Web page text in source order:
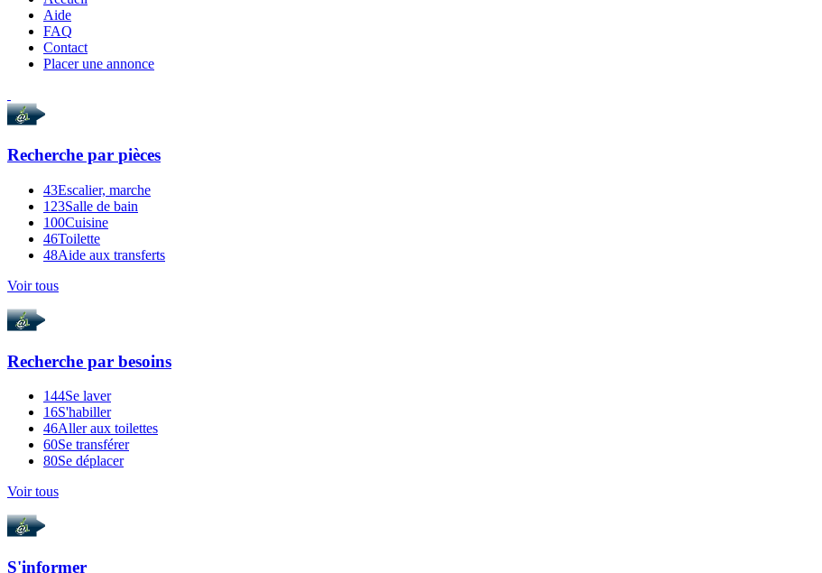
Aide
FAQ
Contact
Placer une annonce
Recherche par pièces
43Escalier, marche
123Salle de bain
100Cuisine
46Toilette
48Aide aux transferts
Voir tous
Recherche par besoins
144Se laver
16S'habiller
46Aller aux toilettes
60Se transférer
80Se déplacer
Voir tous
S'informer